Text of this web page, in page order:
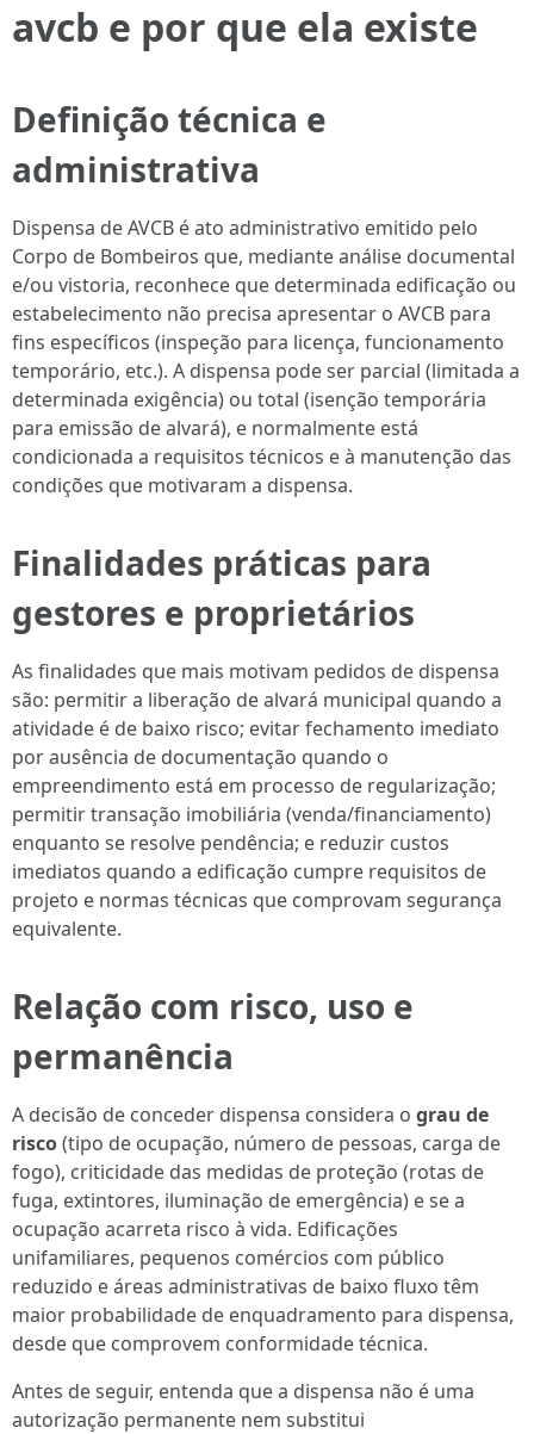
avcb e por que ela existe
Definição técnica e
administrativa
Dispensa de AVCB é ato administrativo emitido pelo
Corpo de Bombeiros que, mediante análise documental
e/ou vistoria, reconhece que determinada edificação ou
estabelecimento não precisa apresentar o AVCB para
fins específicos (inspeção para licença, funcionamento
temporário, etc.). A dispensa pode ser parcial (limitada a
determinada exigência) ou total (isenção temporária
para emissão de alvará), e normalmente está
condicionada a requisitos técnicos e à manutenção das
condições que motivaram a dispensa.
Finalidades práticas para
gestores e proprietários
As finalidades que mais motivam pedidos de dispensa
são: permitir a liberação de alvará municipal quando a
atividade é de baixo risco; evitar fechamento imediato
por ausência de documentação quando o
empreendimento está em processo de regularização;
permitir transação imobiliária (venda/financiamento)
enquanto se resolve pendência; e reduzir custos
imediatos quando a edificação cumpre requisitos de
projeto e normas técnicas que comprovam segurança
equivalente.
Relação com risco, uso e
permanência
A decisão de conceder dispensa considera o grau de
risco(tipo de ocupação, número de pessoas, carga de
fogo), criticidade das medidas de proteção (rotas de
fuga, extintores, iluminação de emergência) e se a
ocupação acarreta risco à vida. Edificações
unifamiliares, pequenos comércios com público
reduzido e áreas administrativas de baixo fluxo têm
maior probabilidade de enquadramento para dispensa,
desde que comprovem conformidade técnica.
Antes de seguir, entenda que a dispensa não é uma
autorização permanente nem substitui